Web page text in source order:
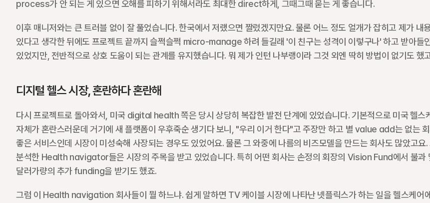
process가 안 되는 게 있으면 오해를 피하기 위해서라도 최대한 direct하게, 그때그때 묻는 게 좋습니다.
이후 매니저와는 큰 트러블 없이 잘 풀었습니다. 한국에서 저랬으면 짤렸겠지만요. 물론 어느 정도 얼개가 잡히고 제가 내
있다고 생각한 뒤에도 프로젝트 끝까지 슬쩍슬쩍 micro-manage 하려 들길래 '이 친구는 성격이 이렇구나' 하고 받아들
있었지만, 전반적으로 상호 도움이 되는 관계를 유지했습니다. 뭐 제가 인턴 나부랭이라 그것 외엔 딱히 방법이 없기도 했
디지털 헬스 시장, 혼란하다 혼란해
다시 프로젝트로 돌아와서, 미국 digital health 쪽은 당시 상당히 복잡한 발전 단계에 있었습니다. 기본적으로 미국 헬스
자체가 혼란스러운데 거기에 새 플랫폼이 우후죽순 생기다 보니, "우리 이거 한다"고 주장만 하고 별 value add는 없는 회
좋은 서비스인데 시장이 미성숙해 사장되는 경우도 있었어요. 물론 그 와중에 나름의 비즈모델을 만드는 회사도 많았고요
분석한 Health navigator들은 시장의 주목을 받고 있었습니다. 특히 어떤 회사는 손정의 회장의 Vision Fund에서 불과
달러가량의 추가 funding을 받기도 했죠.
그럼 이 Health navigation 회사들이 뭘 하느냐. 쉽게 말하면 TV 케이블 시장에 나타난 넷플릭스가 하는 일을 헬스케어